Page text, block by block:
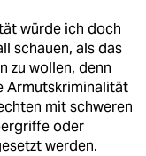
würde ich doch
schauen, als das
zu wollen, denn
Armutskriminalität
mit schweren
oder
werden.